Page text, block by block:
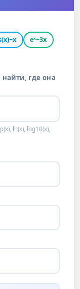
eˣ−3x
где она
ln(x), log10(x),